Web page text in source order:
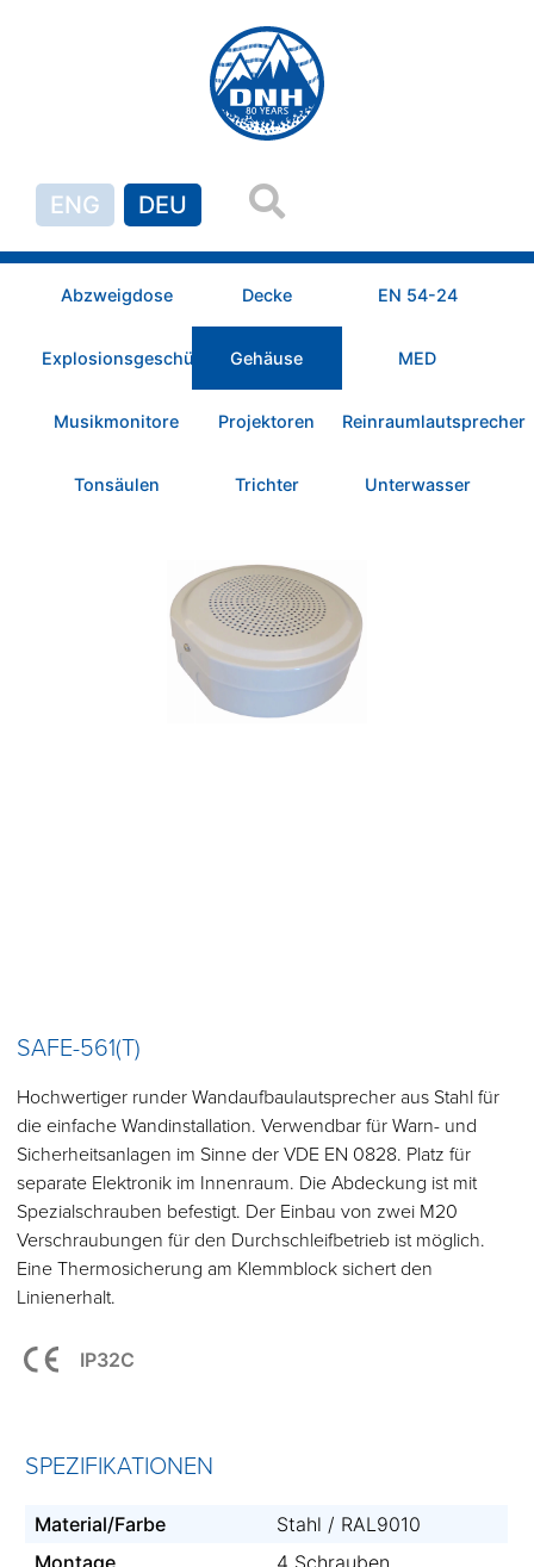
ENG DEU
Abzweigdose Decke EN 54-24
Explosionsgeschützt Gehäuse MED
Musikmonitore Projektoren Reinraumlautsprecher
Tonsäulen Trichter Unterwasser
SAFE-561(T)
Hochwertiger runder Wandaufbaulautsprecher aus Stahl für
die einfache Wandinstallation. Verwendbar für Warn- und
Sicherheitsanlagen im Sinne der VDE EN 0828. Platz für
separate Elektronik im Innenraum. Die Abdeckung ist mit
Spezialschrauben befestigt. Der Einbau von zwei M20
Verschraubungen für den Durchschleifbetrieb ist möglich.
Eine Thermosicherung am Klemmblock sichert den
Linienerhalt.
IP32C
SPEZIFIKATIONEN
Material/Farbe
Stahl / RAL9010
Montage
4 Schrauben